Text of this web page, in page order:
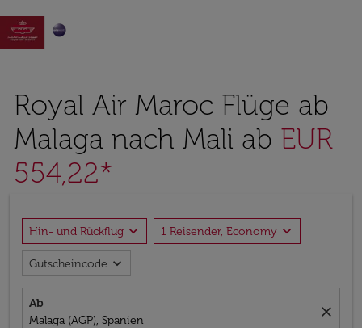

Royal Air Maroc Flüge ab
Malaga nach Mali ab EUR
554,22*
Hin- und Rückflug expand_more 1 Reisender, Economy expand_more
Gutscheincode expand_more
Ab
Malaga (AGP), Spanien
close